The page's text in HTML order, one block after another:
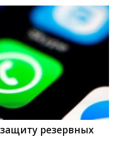
резервных